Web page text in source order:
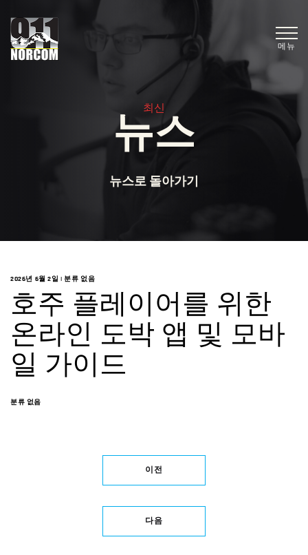
메뉴
최신
뉴스
뉴스로 돌아가기
2026년 6월 2일 | 분류 없음
호주 플레이어를 위한
온라인 도박 앱 및 모바
일 가이드
분류 없음
이전
다음